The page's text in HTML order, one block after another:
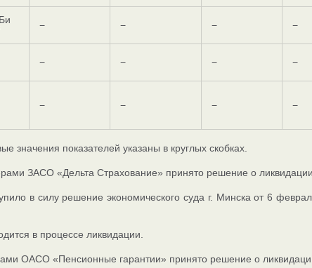
− − − −
− − − −
− − − −
значения показателей указаны в круглых скобках.
ЗАСО «Дельта Страхование» принято решение о ликвидации.
в силу решение экономического суда г. Минска от 6
в процессе ликвидации.
ОАСО «Пенсионные гарантии» принято решение о